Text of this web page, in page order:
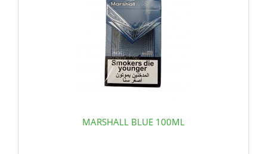
MARSHALL BLUE 100ML